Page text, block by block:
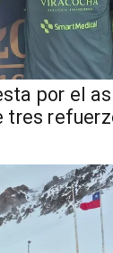
por el
tres